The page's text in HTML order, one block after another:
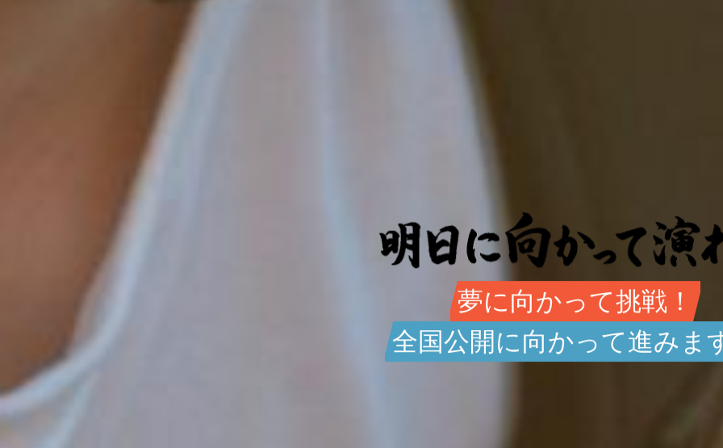
夢に向かって挑戦！
全国公開に向かって進みま